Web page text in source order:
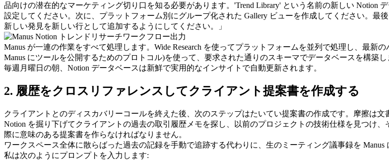
品向けの潜在的なマーケティング切り口を知る必要があります。'Trend Library' という名前の新しい Notion
設定してください。次に、プラットフォーム別にグループ化された Gallery ビューを作成してください。最後
新しい発見を新しい行として追加するようにしてください。」
Manus が一連の作業をすべて処理します。 Wide Research を使ってプラットフォームを並列で処理し、最新
Manus にツールを公開するためのプロトコル)を使って、要求された通りのスキーマでデータベースを構築
毎週月曜日の朝、Notion データベースは新鮮で実用的なインサイトで自動更新されます。
2. 履歴をクロスリファレンスしてクライアント提案書を作成する
クライアントとのディスカバリーコールを終えた後、次のステップはたいてい提案書の作成です。摩擦は
Notion を掘り下げてクライアントの過去の取引履歴メモを探し、以前のプロジェクトの技術仕様を見つけ
際に意味のある提案書を作らなければなりません。
ワークスペース全体に散らばった過去の記録を手動で追跡する代わりに、生のミーティング議事録を
私は次のようにプロンプトを入力します: